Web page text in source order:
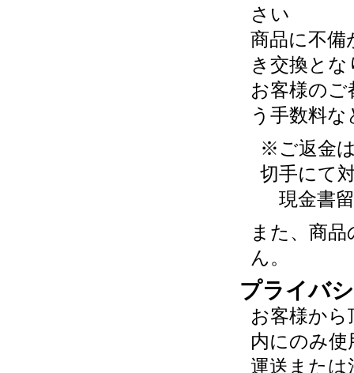
さい
商品に不備
き交換と
お客様のご
う手数料
※ご返金
切手にて
現金書
また、商
ん。
プライバ
お客様か
内にのみ
運送または